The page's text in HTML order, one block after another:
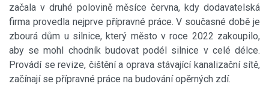
začala v druhé polovině měsíce června, kdy dodavatelská
firma provedla nejprve přípravné práce. V současné době je
zbourá dům u silnice, který město v roce 2022 zakoupilo,
aby se mohl chodník budovat podél silnice v celé délce.
Provádí se revize, čištění a oprava stávající kanalizační sítě,
začínají se přípravné práce na budování opěrných zdí.